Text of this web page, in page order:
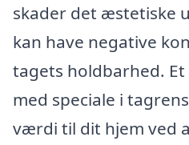
skader det æstetiske
kan have negative
tagets holdbarhed.
med speciale i
værdi til dit hjem ved